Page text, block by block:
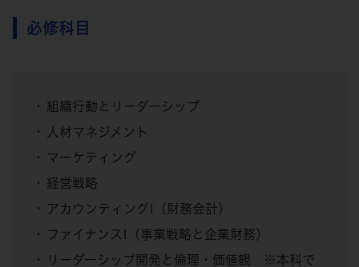
必修科目
組織行動とリーダーシップ
人材マネジメント
マーケティング
経営戦略
アカウンティングI（財務会計）
ファイナンスI（事業戦略と企業財務）
リーダーシップ開発と倫理・価値観 ※本科で